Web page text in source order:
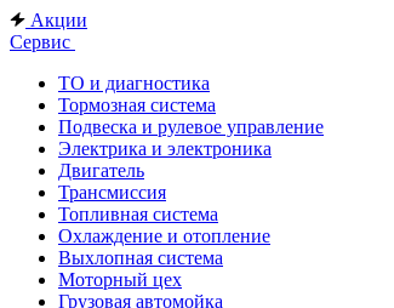
Акции
Сервис
ТО и диагностика
Тормозная система
Подвеска и рулевое управление
Электрика и электроника
Двигатель
Трансмиссия
Топливная система
Охлаждение и отопление
Выхлопная система
Моторный цех
Грузовая автомойка